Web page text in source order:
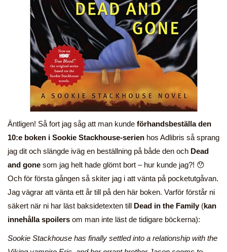
Äntligen! Så fort jag såg att man kunde förhandsbeställa den
10:e boken i Sookie Stackhouse-serien hos Adlibris så sprang
jag dit och slängde iväg en beställning på både den och Dead
and gone som jag helt hade glömt bort – hur kunde jag?! 😯
Och för första gången så skiter jag i att vänta på pocketutgåvan.
Jag vägrar att vänta ett år till på den här boken. Varför förstår ni
säkert när ni har läst baksidetexten till Dead in the Family(kan
innehålla spoilers om man inte läst de tidigare böckerna):
Sookie Stackhouse has finally settled into a relationship with the